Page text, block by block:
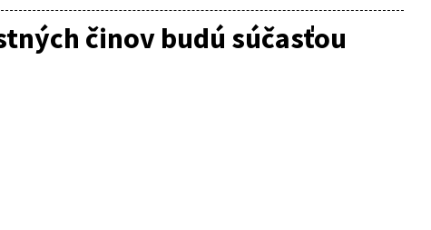
činov budú súčasťou